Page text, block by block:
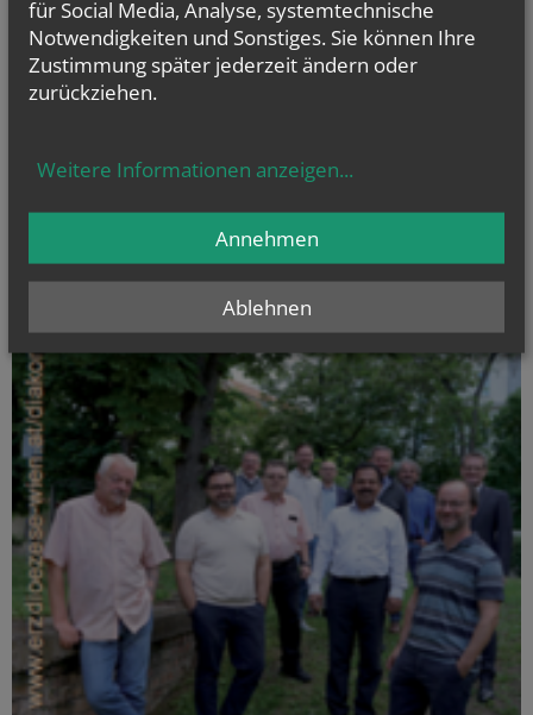
Er wurde vor ihnen verwandelt; sein Gesicht leuchtete wie die Sonne
für Social Media, Analyse, systemtechnische
Notwendigkeiten und Sonstiges. Sie können Ihre
Zustimmung später jederzeit ändern oder
zurückziehen.
Weitere Informationen anzeigen...
Ablehnen
Annehmen